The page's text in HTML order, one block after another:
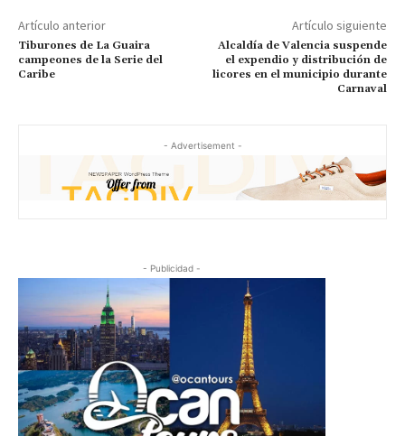
Artículo anterior
Tiburones de La Guaira
campeones de la Serie del
Caribe
Artículo siguiente
Alcaldía de Valencia suspende
el expendio y distribución de
licores en el municipio durante
Carnaval
- Advertisement -
- Publicidad -